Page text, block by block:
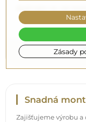
Snadná
Zajišťujeme výrobu
Zásady